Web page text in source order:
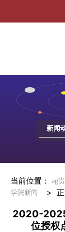
新闻
当前位置： ag
学院新闻 >
2020-2025
位授权